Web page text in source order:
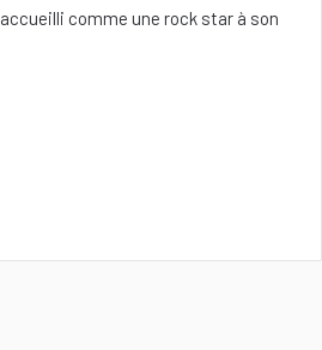
accueilli comme une rock star à son